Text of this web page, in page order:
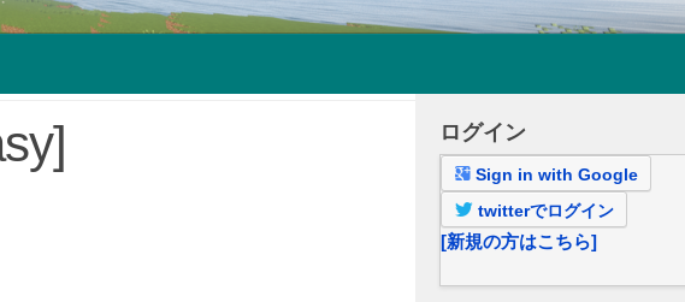
ログイン
Sign in with Google
twitterでログイン
[新規の方はこちら]